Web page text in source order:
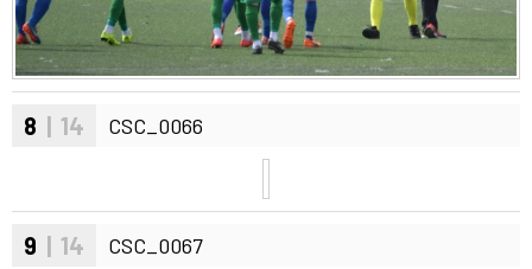
8 | 14 CSC_0066
9 | 14 CSC_0067